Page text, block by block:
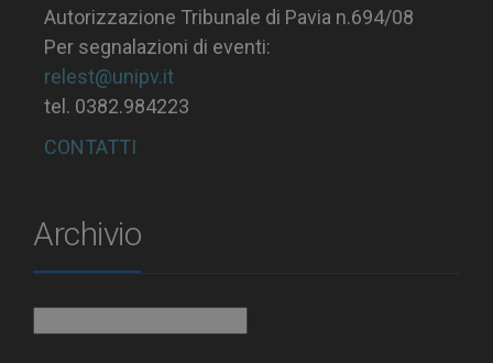
Autorizzazione Tribunale di Pavia n.694/08
Per segnalazioni di eventi:
relest@unipv.it
tel. 0382.984223
CONTATTI
Archivio